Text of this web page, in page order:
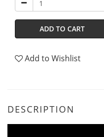
ADD TO CART
Add to Wishlist
DESCRIPTION